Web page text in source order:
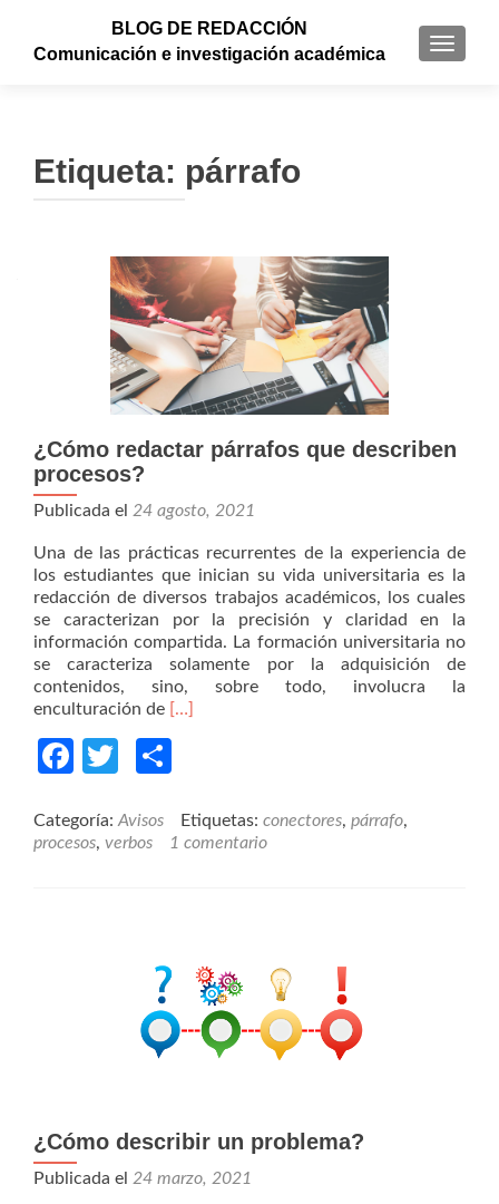
BLOG DE REDACCIÓN
Comunicación e investigación académica
Etiqueta: párrafo
¿Cómo redactar párrafos que describen
procesos?
Publicada el 24 agosto, 2021
Una de las prácticas recurrentes de la experiencia de
los estudiantes que inician su vida universitaria es la
redacción de diversos trabajos académicos, los cuales
se caracterizan por la precisión y claridad en la
información compartida. La formación universitaria no
se caracteriza solamente por la adquisición de
contenidos, sino, sobre todo, involucra la
enculturación de Read
¿Cómo
párrafos
que
[…]
Facebook
Twitter
Categoría: Avisos Etiquetas: conectores, párrafo,
procesos, verbos 1 comentario
¿Cómo describir un problema?
Publicada el 24 marzo, 2021
Navegación de entradas